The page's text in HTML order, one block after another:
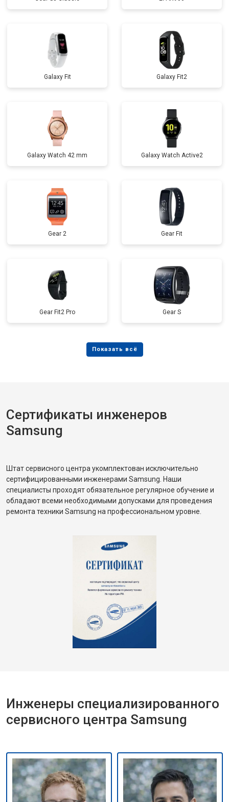
Galaxy Fit Galaxy Fit2
Galaxy Watch 42 mm Galaxy Watch Active2
Gear 2 Gear Fit
Gear Fit2 Pro Gear S
Сертификаты инженеров
Samsung
Штат сервисного центра укомплектован исключительно
сертифицированными инженерами Samsung. Наши
специалисты проходят обязательное регулярное обучение и
обладают всеми необходимыми допусками для проведения
ремонта техники Samsung на профессиональном уровне.
Инженеры специализированного
сервисного центра Samsung